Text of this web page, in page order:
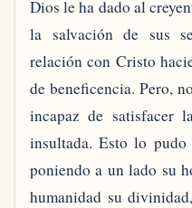
Dios le ha dado al
la salvación de sus
relación con Cristo
de beneficencia. Pero,
incapaz de satisfacer
insultada. Esto lo
poniendo a un lado su
humanidad su